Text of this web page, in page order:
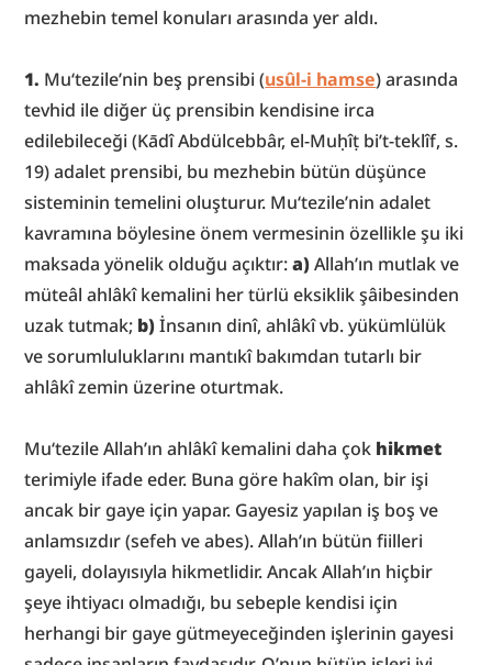
mezhebin temel konuları arasında yer aldı.
1. Mu‘tezile’nin beş prensibi (usûl-i hamse) arasında
tevhid ile diğer üç prensibin kendisine irca
edilebileceği (Kādî Abdülcebbâr, el-Muḥîṭ bi’t-teklîf, s.
19) adalet prensibi, bu mezhebin bütün düşünce
sisteminin temelini oluşturur. Mu‘tezile’nin adalet
kavramına böylesine önem vermesinin özellikle şu iki
maksada yönelik olduğu açıktır: a) Allah’ın mutlak ve
müteâl ahlâkî kemalini her türlü eksiklik şâibesinden
uzak tutmak; b) İnsanın dinî, ahlâkî vb. yükümlülük
ve sorumluluklarını mantıkî bakımdan tutarlı bir
ahlâkî zemin üzerine oturtmak.
Mu‘tezile Allah’ın ahlâkî kemalini daha çok hikmet
terimiyle ifade eder. Buna göre hakîm olan, bir işi
ancak bir gaye için yapar. Gayesiz yapılan iş boş ve
anlamsızdır (sefeh ve abes). Allah’ın bütün fiilleri
gayeli, dolayısıyla hikmetlidir. Ancak Allah’ın hiçbir
şeye ihtiyacı olmadığı, bu sebeple kendisi için
herhangi bir gaye gütmeyeceğinden işlerinin gayesi